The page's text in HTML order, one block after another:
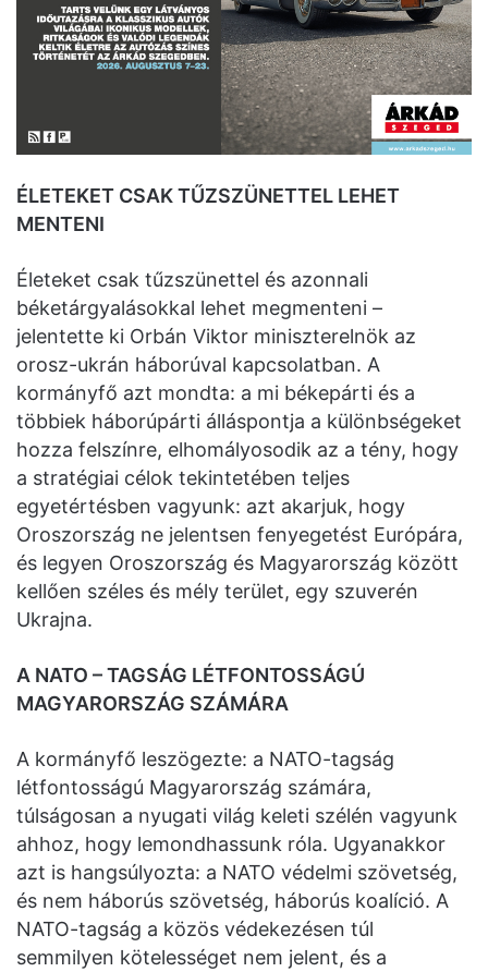
ÉLETEKET CSAK TŰZSZÜNETTEL LEHET
MENTENI
Életeket csak tűzszünettel és azonnali
béketárgyalásokkal lehet megmenteni –
jelentette ki Orbán Viktor miniszterelnök az
orosz-ukrán háborúval kapcsolatban. A
kormányfő azt mondta: a mi békepárti és a
többiek háborúpárti álláspontja a különbségeket
hozza felszínre, elhomályosodik az a tény, hogy
a stratégiai célok tekintetében teljes
egyetértésben vagyunk: azt akarjuk, hogy
Oroszország ne jelentsen fenyegetést Európára,
és legyen Oroszország és Magyarország között
kellően széles és mély terület, egy szuverén
Ukrajna.
A NATO – TAGSÁG LÉTFONTOSSÁGÚ
MAGYARORSZÁG SZÁMÁRA
A kormányfő leszögezte: a NATO-tagság
létfontosságú Magyarország számára,
túlságosan a nyugati világ keleti szélén vagyunk
ahhoz, hogy lemondhassunk róla. Ugyanakkor
azt is hangsúlyozta: a NATO védelmi szövetség,
és nem háborús szövetség, háborús koalíció. A
NATO-tagság a közös védekezésen túl
semmilyen kötelességet nem jelent, és a